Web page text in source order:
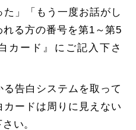
た」「もう一度お話がし
れる方の番号を第1～第5
カード』にご記入下さ
告白システムを取って
カードは周りに見えない
い。